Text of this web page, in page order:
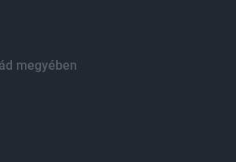
megyében